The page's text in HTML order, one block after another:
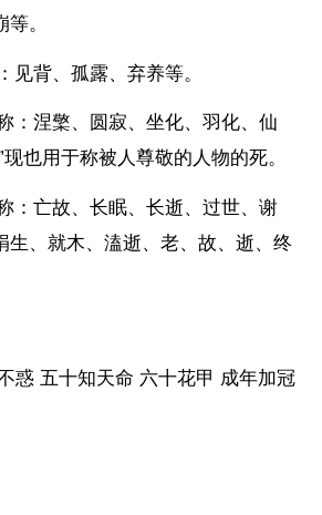
。
见背、孤露、弃养等。
：涅檠、圆寂、坐化、羽化、仙
也用于称被人尊敬的人物的死。
：亡故、长眠、长逝、过世、谢
生、就木、溘逝、老、故、逝、终
惑 五十知天命 六十花甲 成年加冠